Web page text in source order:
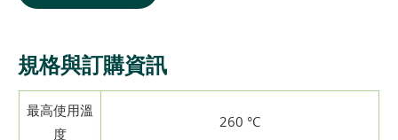
規格與訂購資訊
最高使用溫
度
260 °C